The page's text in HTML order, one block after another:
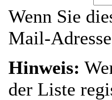
Wenn Sie
Mail-
Hinweis:
der Liste